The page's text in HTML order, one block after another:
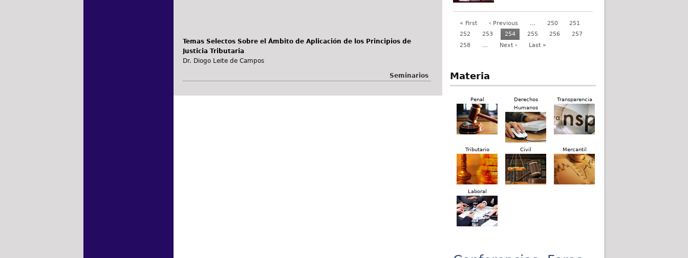
Temas Selectos Sobre el Ámbito de Aplicación de los Principios de
Justicia Tributaria
Dr. Diogo Leite de Campos
Seminarios
« First ‹ Previous … 250
251
252
253 254 255 256
257
258
… Next › Last »
Materia
Penal
Derechos
Humanos
Transparencia
Tributario Civil Mercantil
Laboral